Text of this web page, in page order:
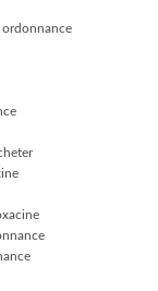
ordonnance